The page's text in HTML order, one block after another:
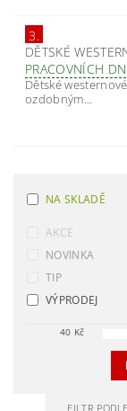
3.
DĚTSKÉ
PRACOVNÍCH
Dětské
ozdobným...
NA SKLADĚ
AKCE
NOVINKA
TIP
VÝPRODEJ
40 Kč
FILTR